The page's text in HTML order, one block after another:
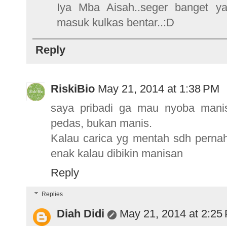
Iya Mba Aisah..seger banget
masuk kulkas bentar..:D
Reply
RiskiBio May 21, 2014 at 1:38 PM
saya pribadi ga mau nyoba
pedas, bukan manis.
Kalau carica yg mentah sdh
enak kalau dibikin manisan
Reply
Replies
Diah Didi
May 21, 2014 at 2:25